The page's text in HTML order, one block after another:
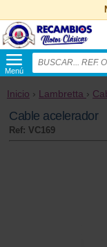
Menú
Inicio › Lambretta ›
Cable acelerador
Ref: VC169